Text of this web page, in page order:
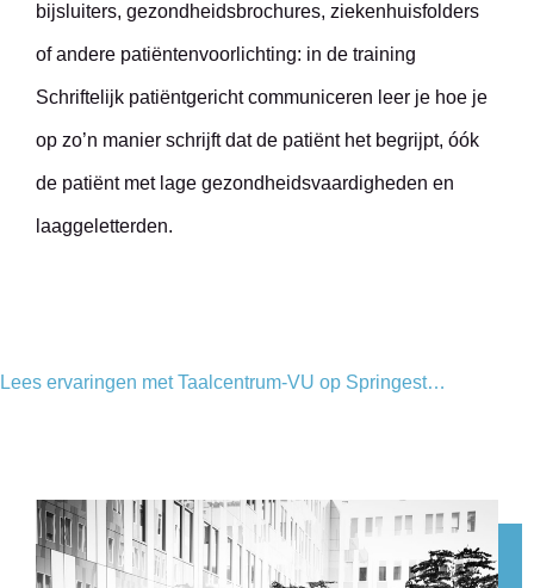
bijsluiters, gezondheidsbrochures, ziekenhuisfolders
of andere patiëntenvoorlichting: in de training
Schriftelijk patiëntgericht communiceren leer je hoe je
op zo’n manier schrijft dat de patiënt het begrijpt, óók
de patiënt met lage gezondheidsvaardigheden en
laaggeletterden.
Lees ervaringen met Taalcentrum-VU op Springest…